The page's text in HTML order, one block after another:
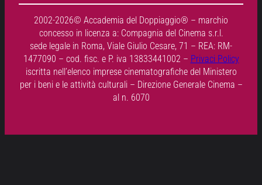
2002-2026© Accademia del Doppiaggio® – marchio
concesso in licenza a: Compagnia del Cinema s.r.l.
sede legale in Roma, Viale Giulio Cesare, 71 – REA: RM-
1477090 – cod. fisc. e P. iva 13833441002 – Privaci Policy
iscritta nell’elenco imprese cinematografiche del Ministero
per i beni e le attività culturali – Direzione Generale Cinema –
al n. 6070